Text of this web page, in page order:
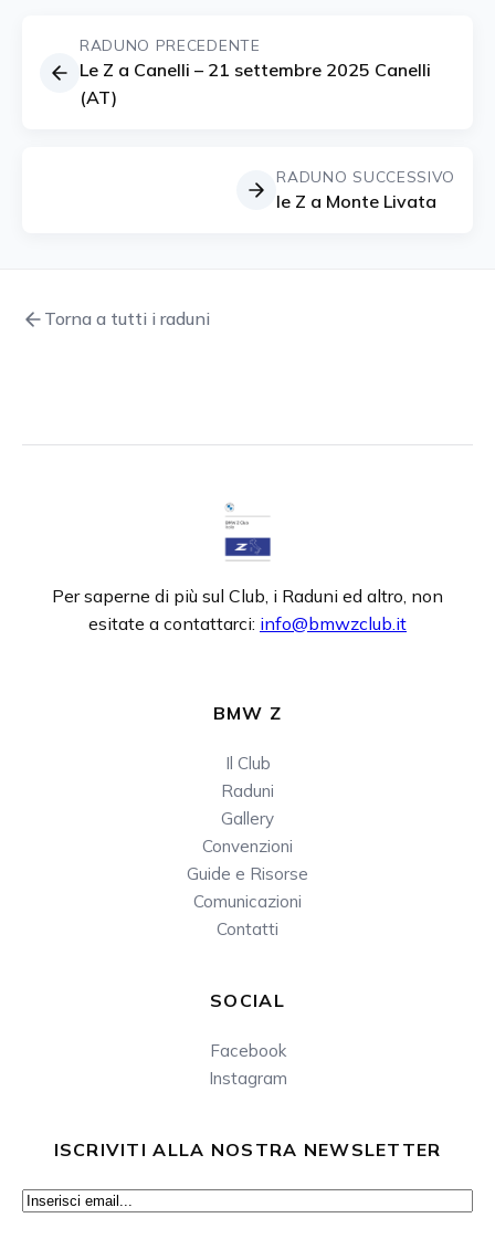
RADUNO PRECEDENTE
Le Z a Canelli – 21 settembre 2025 Canelli
(AT)
RADUNO SUCCESSIVO
le Z a Monte Livata
Torna a tutti i raduni
Per saperne di più sul Club, i Raduni ed altro, non
esitate a contattarci: info@bmwzclub.it
BMW Z
Il Club
Raduni
Gallery
Convenzioni
Guide e Risorse
Comunicazioni
Contatti
SOCIAL
Facebook
Instagram
ISCRIVITI ALLA NOSTRA NEWSLETTER
Email(Obbligatorio)